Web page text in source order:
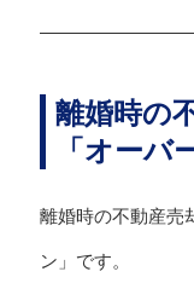
離婚時の
「オーバ
離婚時の不動産売
ン」です。